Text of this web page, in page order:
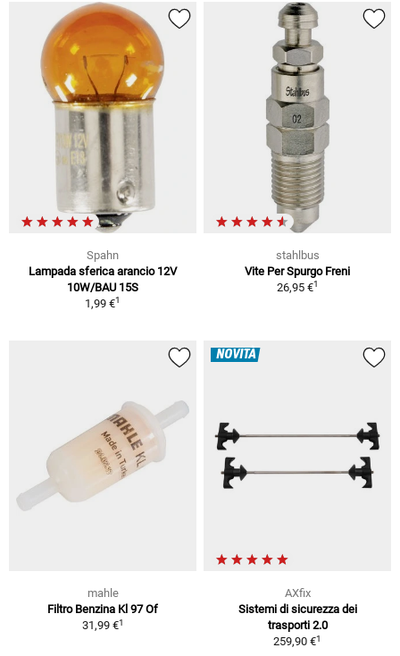
Spahn
Lampada sferica arancio 12V
10W/BAU 15S
1,99 €1
stahlbus
Vite Per Spurgo Freni
26,95 €1
mahle
Filtro Benzina Kl 97 Of
31,99 €1
NOVITÀ
AXfix
Sistemi di sicurezza dei
trasporti 2.0
259,90 €1